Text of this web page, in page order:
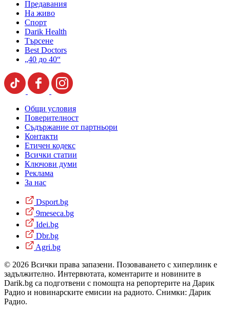
Предавания
На живо
Спорт
Darik Health
Търсене
Best Doctors
„40 до 40“
Общи условия
Поверителност
Съдържание от партньори
Контакти
Етичен кодекс
Всички статии
Ключови думи
Реклама
За нас
Dsport.bg
9meseca.bg
Idei.bg
Dbr.bg
Agri.bg
© 2026 Всички права запазени. Позоваването с хиперлинк е
задължително. Интервютата, коментарите и новините в
Darik.bg са подготвени с помощта на репортерите на Дарик
Радио и новинарските емисии на радиото. Снимки: Дарик
Радио.